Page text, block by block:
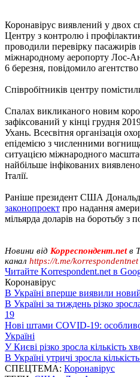
Коронавірус виявлений у двох
Центру з контролю і
проводили перевірку
міжнародному аеропорту Лос-
6 березня, повідомило агентство
Співробітників центру
Спалах викликаного новим
зафіксований у кінці грудня
Ухань. Всесвітня організація
епідемією з численними
ситуацією міжнародного
найбільше інфікованих
Італії.
Раніше президент США
законопроект про надання
мільярда доларів на боротьбу з
Новини від Корреспондент.netв
канал https://t.me/korrespondentnet
Читайте Korrespondent.net в
Коронавірус
В Україні вперше виявили
В Україні за тиждень різко
19
Нові штами COVID-19:
Україні
У Києві різко зросла кількість
В Україні утричі зросла
СПЕЦТЕМА: Коронавірус